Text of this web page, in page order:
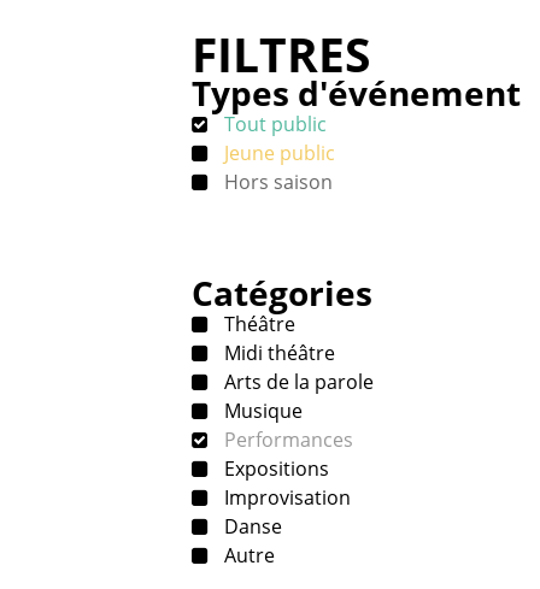
FILTRES
Types d'événement
Tout public
Jeune public
Hors saison
Catégories
Théâtre
Midi théâtre
Arts de la parole
Musique
Performances
Expositions
Improvisation
Danse
Autre